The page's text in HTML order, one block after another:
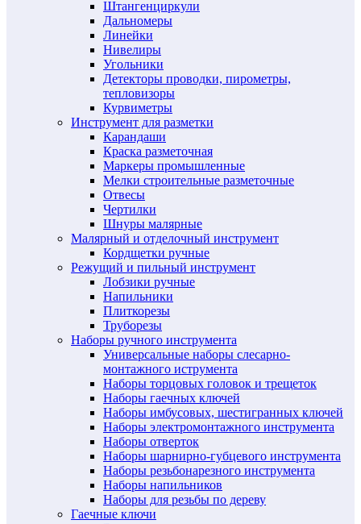
Штангенциркули
Дальномеры
Линейки
Нивелиры
Угольники
Детекторы проводки, пирометры,
тепловизоры
Курвиметры
Инструмент для разметки
Карандаши
Краска разметочная
Маркеры промышленные
Мелки строительные разметочные
Отвесы
Чертилки
Шнуры малярные
Малярный и отделочный инструмент
Кордщетки ручные
Режущий и пильный инструмент
Лобзики ручные
Напильники
Плиткорезы
Труборезы
Наборы ручного инструмента
Универсальные наборы слесарно-
монтажного иструмента
Наборы торцовых головок и трещеток
Наборы гаечных ключей
Наборы имбусовых, шестигранных ключей
Наборы электромонтажного инструмента
Наборы отверток
Наборы шарнирно-губцевого инструмента
Наборы резьбонарезного инструмента
Наборы напильников
Наборы для резьбы по дереву
Гаечные ключи